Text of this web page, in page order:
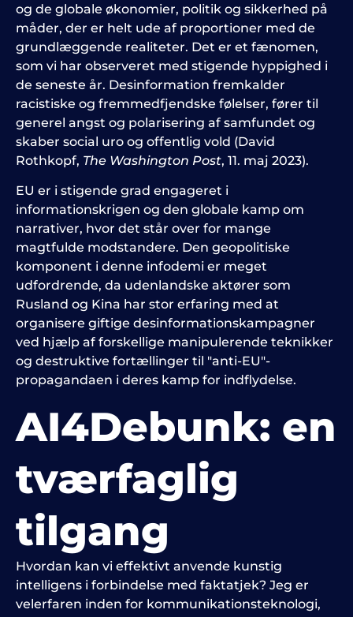
og de globale økonomier, politik og sikkerhed på
måder, der er helt ude af proportioner med de
grundlæggende realiteter. Det er et fænomen,
som vi har observeret med stigende hyppighed i
de seneste år. Desinformation fremkalder
racistiske og fremmedfjendske følelser, fører til
generel angst og polarisering af samfundet og
skaber social uro og offentlig vold (David
Rothkopf, The Washington Post, 11. maj 2023).
EU er i stigende grad engageret i
informationskrigen og den globale kamp om
narrativer, hvor det står over for mange
magtfulde modstandere. Den geopolitiske
komponent i denne infodemi er meget
udfordrende, da udenlandske aktører som
Rusland og Kina har stor erfaring med at
organisere giftige desinformationskampagner
ved hjælp af forskellige manipulerende teknikker
og destruktive fortællinger til "anti-EU"-
propagandaen i deres kamp for indflydelse.
AI4Debunk: en
tværfaglig
tilgang
Hvordan kan vi effektivt anvende kunstig
intelligens i forbindelse med faktatjek? Jeg er
velerfaren inden for kommunikationsteknologi,